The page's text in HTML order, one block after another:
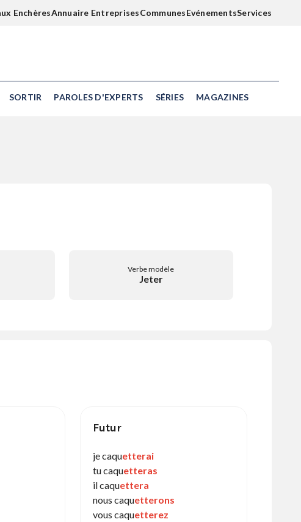
EnchèresAnnuaire EntreprisesCommunesEvénementsServices
SORTIR PAROLES D'EXPERTS SÉRIES MAGAZINES
Verbe modèle
Jeter
Futur
je caquetterai
tu caquetteras
il caquettera
nous caquetterons
vous caquetterez